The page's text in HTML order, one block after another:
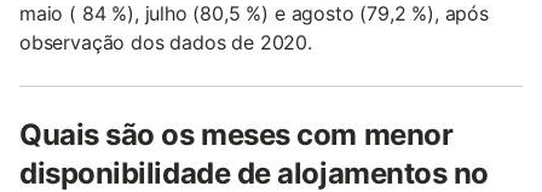
maio ( 84 %), julho (80,5 %) e agosto (79,2 %), após
observação dos dados de 2020.
Quais são os meses com menor
disponibilidade de alojamentos no